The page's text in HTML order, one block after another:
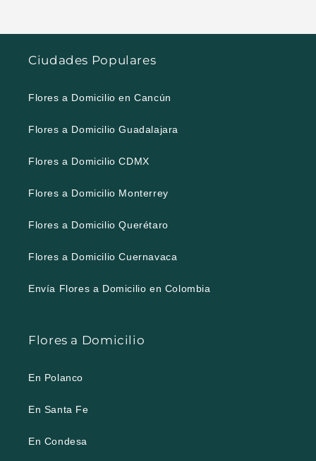
Ciudades Populares
Flores a Domicilio en Cancún
Flores a Domicilio Guadalajara
Flores a Domicilio CDMX
Flores a Domicilio Monterrey
Flores a Domicilio Querétaro
Flores a Domicilio Cuernavaca
Envía Flores a Domicilio en Colombia
Flores a Domicilio
En Polanco
En Santa Fe
En Condesa